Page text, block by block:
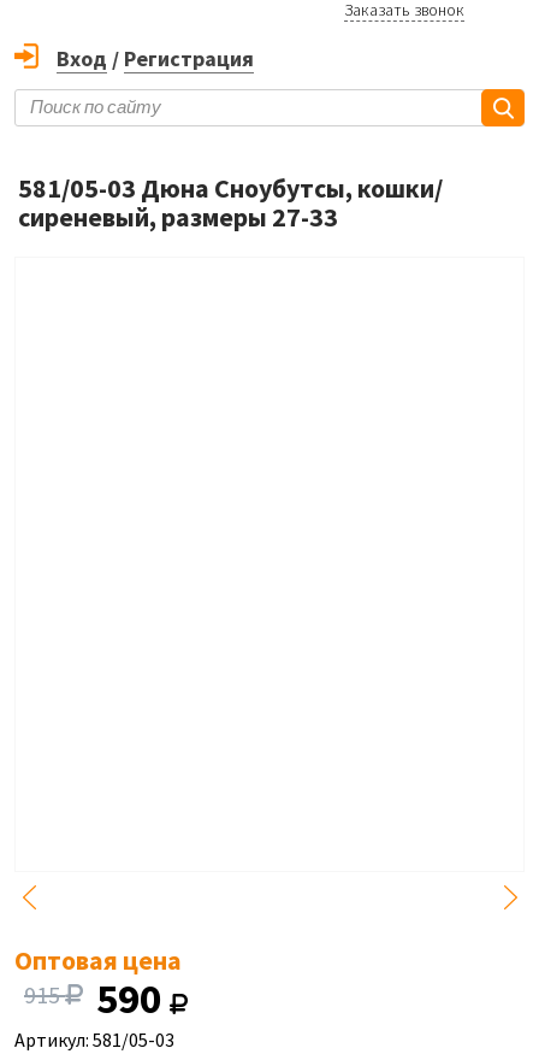
Заказать звонок
Вход / Регистрация
581/05-03 Дюна Сноубутсы, кошки/
сиреневый, размеры 27-33
Оптовая цена
915 590
Артикул: 581/05-03